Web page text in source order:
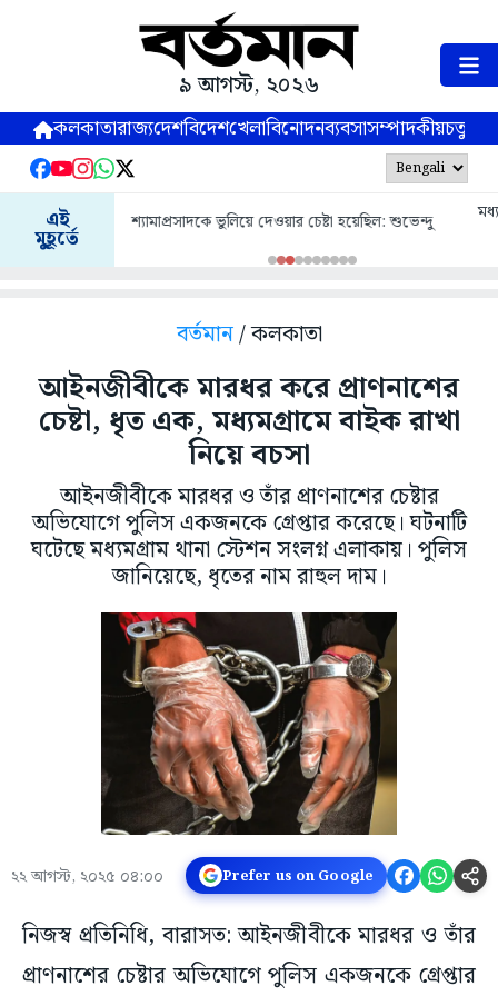
৯ আগস্ট, ২০২৬
কলকাতারাজ্যদেশবিদেশখেলাবিনোদনব্যবসাসম্পাদকীয়
এই
মুহূর্তে
মধ্যপ্রদেশের ধার এলাকায় গাড়ি ও ট্রাকের মুখোমুখি সংঘর্ষ, মৃত
৬
বর্তমান/ কলকাতা
আইনজীবীকে মারধর করে প্রাণনাশের
চেষ্টা, ধৃত এক, মধ্যমগ্রামে বাইক রাখা
নিয়ে বচসা
আইনজীবীকে মারধর ও তাঁর প্রাণনাশের চেষ্টার
অভিযোগে পুলিস একজনকে গ্রেপ্তার করেছে। ঘটনাটি
ঘটেছে মধ্যমগ্রাম থানা স্টেশন সংলগ্ন এলাকায়। পুলিস
জানিয়েছে, ধৃতের নাম রাহুল দাম।
২২ আগস্ট, ২০২৫ ০৪:০০ Prefer us on Google
নিজস্ব প্রতিনিধি, বারাসত: আইনজীবীকে মারধর ও তাঁর
প্রাণনাশের চেষ্টার অভিযোগে পুলিস একজনকে গ্রেপ্তার